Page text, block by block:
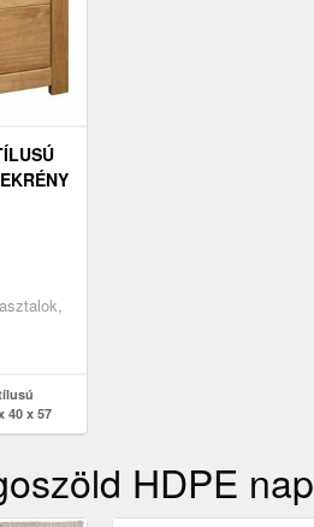
40 x 57
HDPE